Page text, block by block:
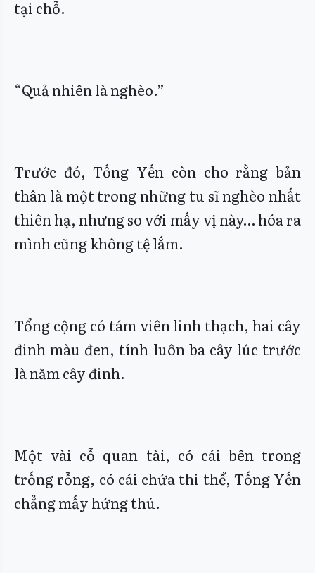
tại chỗ.
“Quả nhiên là nghèo.”
Trước đó, Tống Yến còn cho rằng bản
thân là một trong những tu sĩ nghèo nhất
thiên hạ, nhưng so với mấy vị này… hóa ra
mình cũng không tệ lắm.
Tổng cộng có tám viên linh thạch, hai cây
đinh màu đen, tính luôn ba cây lúc trước
là năm cây đinh.
Một vài cỗ quan tài, có cái bên trong
trống rỗng, có cái chứa thi thể, Tống Yến
chẳng mấy hứng thú.